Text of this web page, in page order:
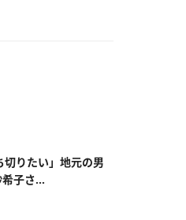
切りたい」地元の男
子さ...